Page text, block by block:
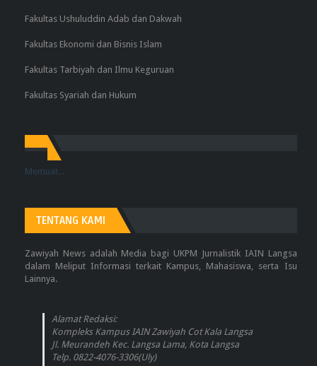
Fakultas Ushuluddin Adab dan Dakwah
Fakultas Ekonomi dan Bisnis Islam
Fakultas Tarbiyah dan Ilmu Keguruan
Fakultas Syariah dan Hukum
Memuat...
TENTANG KAMI
Zawiyah News adalah Media bagi UKPM Jurnalistik IAIN Langsa
dalam Meliput Informasi terkait Kampus, Mahasiswa, serta Isu
Lainnya.
Alamat Redaksi:
Kompleks Kampus IAIN Zawiyah Cot Kala Langsa
Jl. Meurandeh Kec. Langsa Lama, Kota Langsa
Telp. 0822-4076-3306(Uly)